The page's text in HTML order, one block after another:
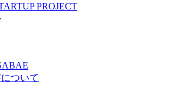
PROJECT
ついて